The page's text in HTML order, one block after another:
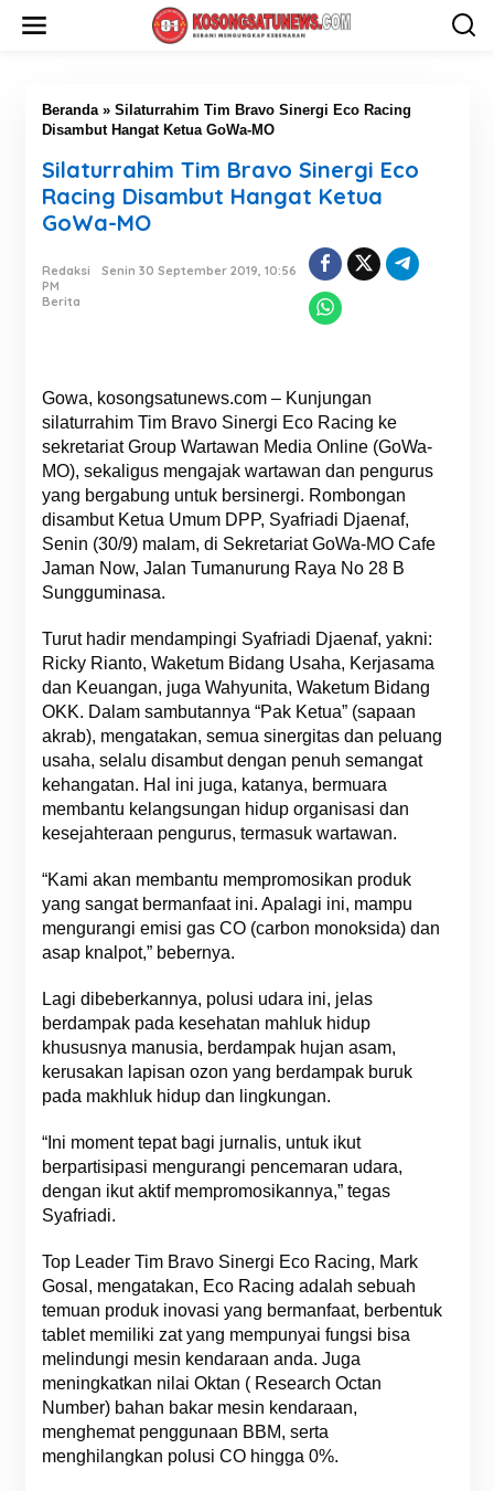
Beranda» Silaturrahim Tim Bravo Sinergi Eco Racing
Disambut Hangat Ketua GoWa-MO
Silaturrahim Tim Bravo Sinergi Eco
Racing Disambut Hangat Ketua
GoWa-MO
Redaksi
Senin 30 September 2019, 10:56
PM
Berita
Gowa, kosongsatunews.com – Kunjungan
silaturrahim Tim Bravo Sinergi Eco Racing ke
sekretariat Group Wartawan Media Online (GoWa-
MO), sekaligus mengajak wartawan dan pengurus
yang bergabung untuk bersinergi. Rombongan
disambut Ketua Umum DPP, Syafriadi Djaenaf,
Senin (30/9) malam, di Sekretariat GoWa-MO Cafe
Jaman Now, Jalan Tumanurung Raya No 28 B
Sungguminasa.
Turut hadir mendampingi Syafriadi Djaenaf, yakni:
Ricky Rianto, Waketum Bidang Usaha, Kerjasama
dan Keuangan, juga Wahyunita, Waketum Bidang
OKK. Dalam sambutannya “Pak Ketua” (sapaan
akrab), mengatakan, semua sinergitas dan peluang
usaha, selalu disambut dengan penuh semangat
kehangatan. Hal ini juga, katanya, bermuara
membantu kelangsungan hidup organisasi dan
kesejahteraan pengurus, termasuk wartawan.
“Kami akan membantu mempromosikan produk
yang sangat bermanfaat ini. Apalagi ini, mampu
mengurangi emisi gas CO (carbon monoksida) dan
asap knalpot,” bebernya.
Lagi dibeberkannya, polusi udara ini, jelas
berdampak pada kesehatan mahluk hidup
khususnya manusia, berdampak hujan asam,
kerusakan lapisan ozon yang berdampak buruk
pada makhluk hidup dan lingkungan.
“Ini moment tepat bagi jurnalis, untuk ikut
berpartisipasi mengurangi pencemaran udara,
dengan ikut aktif mempromosikannya,” tegas
Syafriadi.
Top Leader Tim Bravo Sinergi Eco Racing, Mark
Gosal, mengatakan, Eco Racing adalah sebuah
temuan produk inovasi yang bermanfaat, berbentuk
tablet memiliki zat yang mempunyai fungsi bisa
melindungi mesin kendaraan anda. Juga
meningkatkan nilai Oktan ( Research Octan
Number) bahan bakar mesin kendaraan,
menghemat penggunaan BBM, serta
menghilangkan polusi CO hingga 0%.